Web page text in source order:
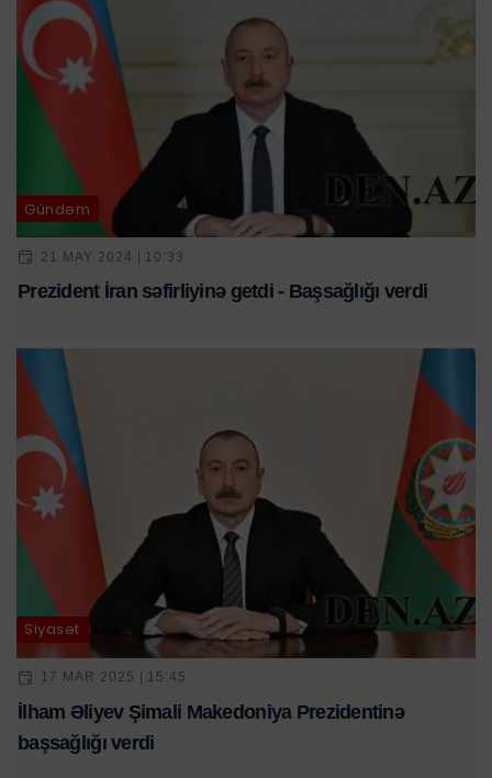
Gündəm
21 MAY 2024 | 10:33
Prezident İran səfirliyinə getdi - Başsağlığı verdi
Siyasət
17 MAR 2025 | 15:45
İlham Əliyev Şimali Makedoniya Prezidentinə
başsağlığı verdi